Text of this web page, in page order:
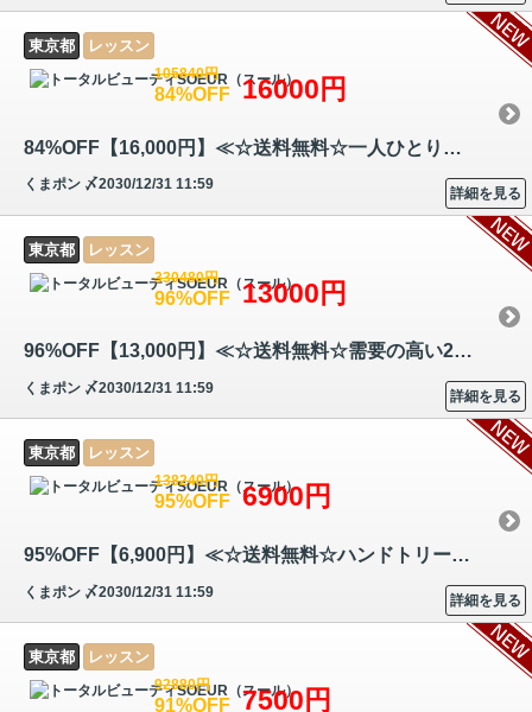
東京都 レッスン
105840円
84%OFF 16000円
84%OFF【16,000円】≪☆送料無料☆一人ひとりの眉・骨格・輪郭・ 筋肉、また…
くまポン 〆2030/12/31 11:59
詳細を見る
東京都 レッスン
330480円
96%OFF 13000円
96%OFF【13,000円】≪☆送料無料☆需要の高い2つの人気トリートメントで全身…
くまポン 〆2030/12/31 11:59
詳細を見る
東京都 レッスン
138240円
95%OFF 6900円
95%OFF【6,900円】≪☆送料無料☆ハンドトリートメント技術とアロマテラピー…
くまポン 〆2030/12/31 11:59
詳細を見る
東京都 レッスン
92880円
91%OFF 7500円